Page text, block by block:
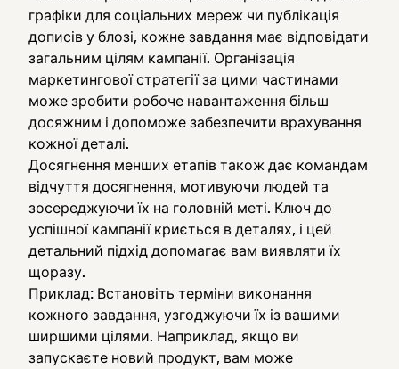
графіки для соціальних мереж чи публікація
дописів у блозі, кожне завдання має відповідати
загальним цілям кампанії. Організація
маркетингової стратегії за цими частинами
може зробити робоче навантаження більш
досяжним і допоможе забезпечити врахування
кожної деталі.
Досягнення менших етапів також дає командам
відчуття досягнення, мотивуючи людей та
зосереджуючи їх на головній меті. Ключ до
успішної кампанії криється в деталях, і цей
детальний підхід допомагає вам виявляти їх
щоразу.
Приклад: Встановіть терміни виконання
кожного завдання, узгоджуючи їх із вашими
ширшими цілями. Наприклад, якщо ви
запускаєте новий продукт, вам може